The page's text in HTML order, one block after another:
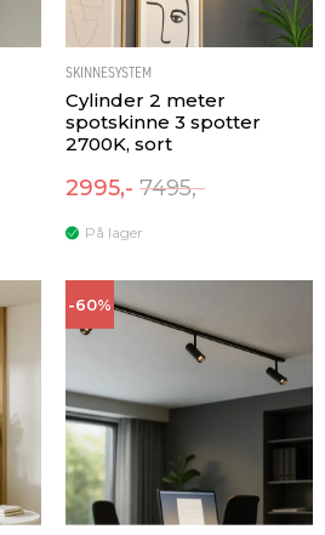
SKINNESYSTEM
Cylinder 2 meter
spotskinne 3 spotter
2700K, sort
2995,- 7495,-
På lager
-60%